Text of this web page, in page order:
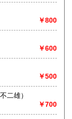
、古書一般（そ
￥800
￥600
￥500
コミック （藤子不二雄）
￥700